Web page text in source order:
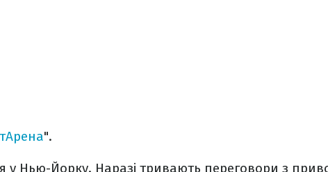
".
у Нью-Йорку. Наразі тривають переговори з